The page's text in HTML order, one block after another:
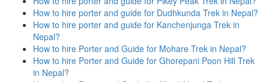
How to hire porter and guide for Dudhkunda Trek in Nepal?
How to hire porter and guide for Kanchenjunga Trek in
Nepal?
How to hire Porter and Guide for Mohare Trek in Nepal?
How to hire Porter and Guide for Ghorepani Poon Hill Trek
in Nepal?